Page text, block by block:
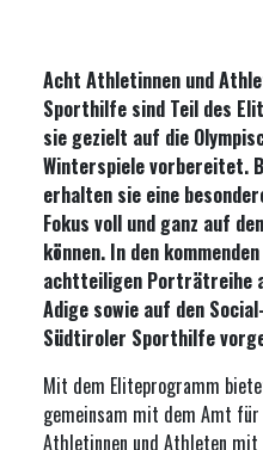
Acht Athletinnen und
Sporthilfe sind Teil des
sie gezielt auf die
Winterspiele vorbereitet.
erhalten sie eine
Fokus voll und ganz auf
können. In den
achtteiligen Porträtreihe
Adige sowie auf den
Südtiroler Sporthilfe
Mit dem Eliteprogramm
gemeinsam mit dem Amt
Athletinnen und Athleten mit